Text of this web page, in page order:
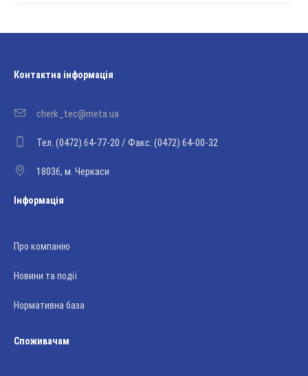
Контактна інформація
cherk_tec@meta.ua
Тел. (0472) 64-77-20 / Факс: (0472) 64-00-32
18036, м. Черкаси
Інформація
Про компанію
Новини та події
Нормативна база
Споживачам